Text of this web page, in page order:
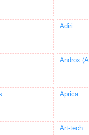
Adiri
Androx
Aprica
Art-tech